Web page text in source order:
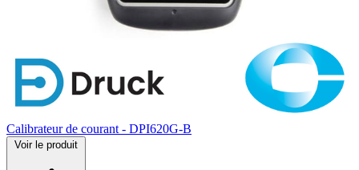
Calibrateur de courant - DPI620G-B
Voir le produit